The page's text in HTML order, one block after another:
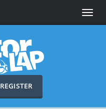
Toggle
REGISTER